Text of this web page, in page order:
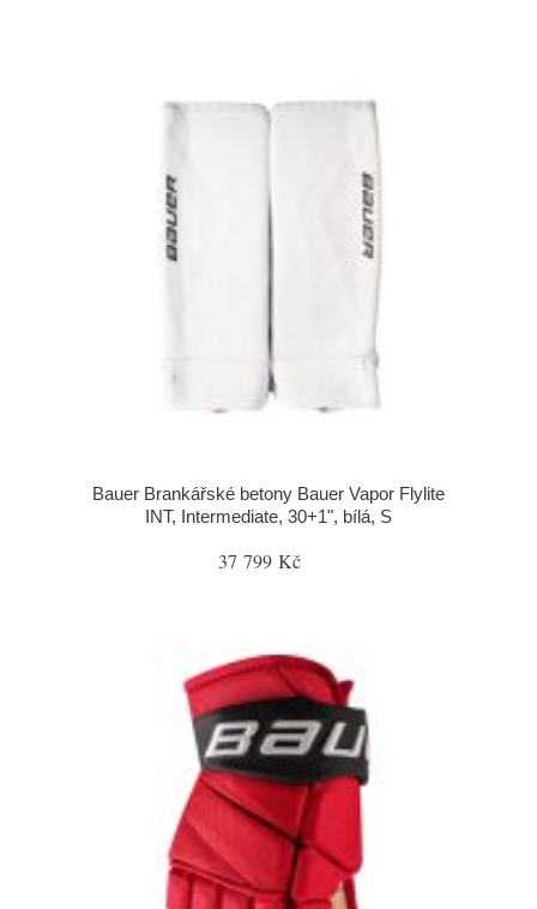
Bauer Brankářské betony Bauer Vapor Flylite
INT, Intermediate, 30+1", bílá, S
37 799 Kč